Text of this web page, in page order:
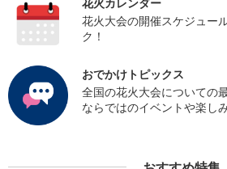
花火大会の開催スケジュー
ク！
おでかけトピックス
全国の花火大会についての
ならではのイベントや楽し